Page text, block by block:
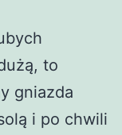
to
gniazda
i po chwili